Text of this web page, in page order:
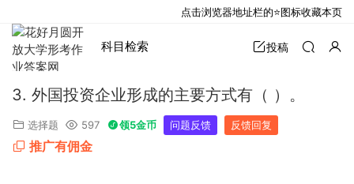
科目检索 投稿
3. 外国投资企业形成的主要方式有（ ）。
选择题 597 领5金币 问题反馈 反馈回复
推广有佣金
点击浏览器地址栏的⭐图标收藏本页